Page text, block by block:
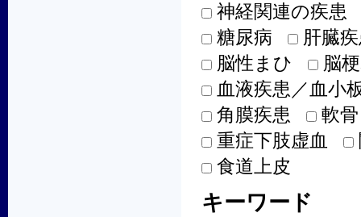
神経関連の疾患
糖尿病
肝臓
脳性まひ
脳
血液疾患／血小
角膜疾患
軟骨
重症下肢虚血
食道上皮
キーワード